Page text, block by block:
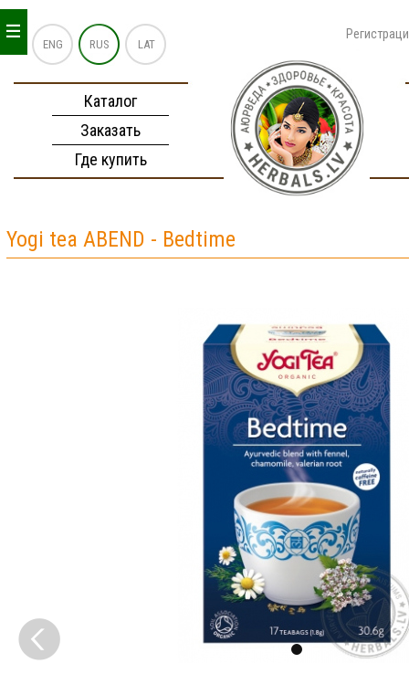
ENG RUS LAT
Каталог
Заказать
Где купить
_
_
_
Yogi tea ABEND - Bedtime